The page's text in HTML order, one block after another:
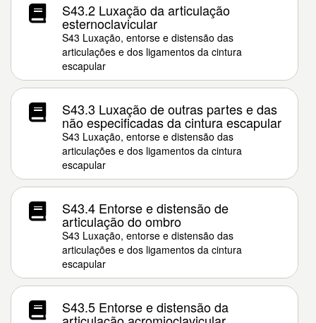
S43.2 Luxação da articulação
esternoclavicular
S43 Luxação, entorse e distensão das
articulações e dos ligamentos da cintura
escapular
S43.3 Luxação de outras partes e das
não especificadas da cintura escapular
S43 Luxação, entorse e distensão das
articulações e dos ligamentos da cintura
escapular
S43.4 Entorse e distensão de
articulação do ombro
S43 Luxação, entorse e distensão das
articulações e dos ligamentos da cintura
escapular
S43.5 Entorse e distensão da